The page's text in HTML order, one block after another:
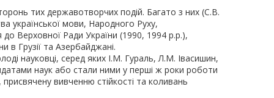
тих державотворчих подій. Багато з них (С.В.
української мови, Народного Руху,
Верховної Ради України (1990, 1994 р.р.),
Грузії та Азербайджані.
науковці, серед яких І.М. Гураль, Л.М. Івасишин,
наук або стали ними у перші ж роки роботи
вивченню стійкості та коливань